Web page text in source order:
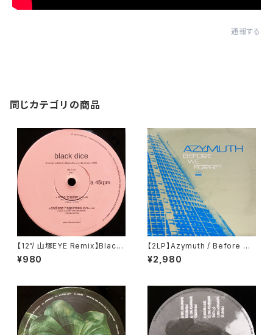
通報する
同じカテゴリの商品
【12”/ 山塚EYE Remix】Black
Dice / Cone Toaster (DFA)
(dfa 2129)
¥980
【2LP】Azymuth / Before We
Forget (Far Out Recording
s) (FARO 046DLP)
¥2,980